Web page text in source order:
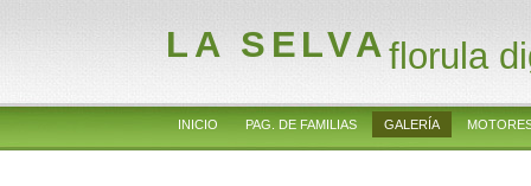
LA SELVAflorula
INICIO PAG. DE FAMILIAS GALERÍA